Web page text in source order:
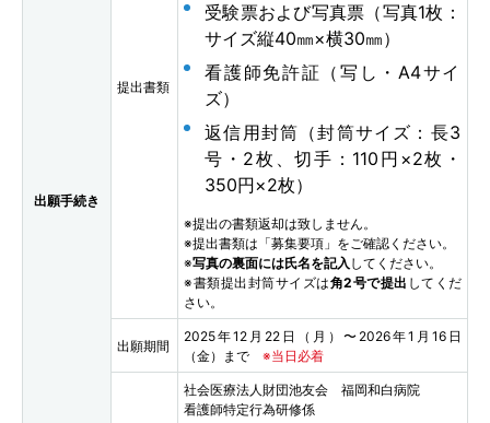
出願手続き
提出書類
受験票および写真票（写真1枚：
サイズ縦40㎜×横30㎜）
看護師免許証（写し・A4サイ
ズ）
返信用封筒（封筒サイズ：長3
号・2枚、切手：110円×2枚・
350円×2枚）
※提出の書類返却は致しません。
※提出書類は「募集要項」をご確認ください。
※写真の裏面には氏名を記入 してください。
※書類提出封筒サイズは角2号で提出 してくだ
さい。
出願期間
2025年12月22日（月）〜2026年1月16日
（金）まで ※当日必着
社会医療法人財団池友会 福岡和白病院
看護師特定行為研修係